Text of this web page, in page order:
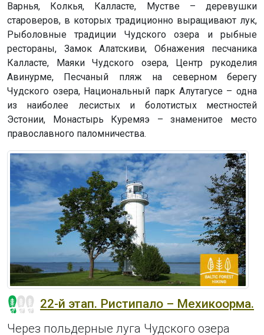
Варнья, Колкья, Калласте, Мустве – деревушки
староверов, в которых традиционно выращивают лук,
Рыболовные традиции Чудского озера и рыбные
рестораны, Замок Алатскиви, Обнажения песчаника
Калласте, Маяки Чудского озера, Центр рукоделия
Авинурме, Песчаный пляж на северном берегу
Чудского озера, Национальный парк Алутагусе – одна
из наиболее лесистых и болотистых местностей
Эстонии, Монастырь Куремяэ – знаменитое место
православного паломничества.
22-й этап. Ристипало – Мехикоорма.
Через польдерные луга Чудского озера